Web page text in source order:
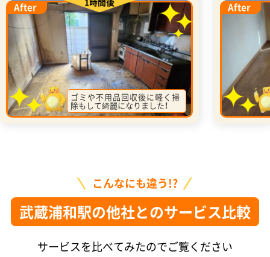
After
ゴミや不用品回収後に軽く掃
除もして綺麗になりました！
After
こんなにも違う!?
武蔵浦和駅の他社とのサービス比較
サービスを比べてみたのでご覧ください